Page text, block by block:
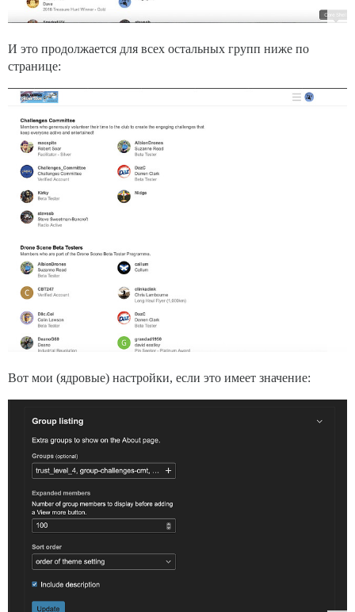
И это продолжается для всех остальных групп ниже по
странице:
Вот мои (ядровые) настройки, если это имеет значение: